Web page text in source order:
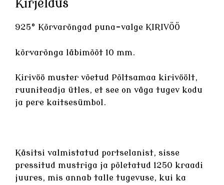
Kirjeldus
925° Kõrvarõngad puna-valge KIRIVÖÖ
kõrvarõnga läbimõõt 10 mm.
Kirivöö muster võetud Põltsamaa kirivöölt,
ruuniteadja ütles, et see on väga tugev kodu
ja pere kaitsesümbol.
Käsitsi valmistatud portselanist, sisse
pressitud mustriga ja põletatud 1250 kraadi
juures, mis annab talle tugevuse, kui ka